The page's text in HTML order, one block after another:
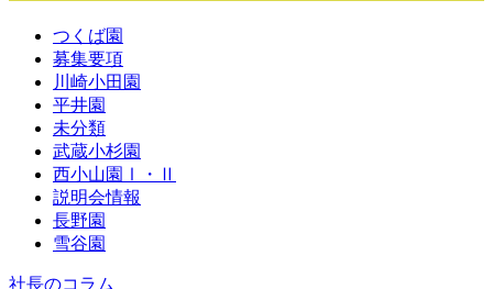
つくば園
募集要項
川崎小田園
平井園
未分類
武蔵小杉園
西小山園Ⅰ・Ⅱ
説明会情報
長野園
雪谷園
社長のコラム